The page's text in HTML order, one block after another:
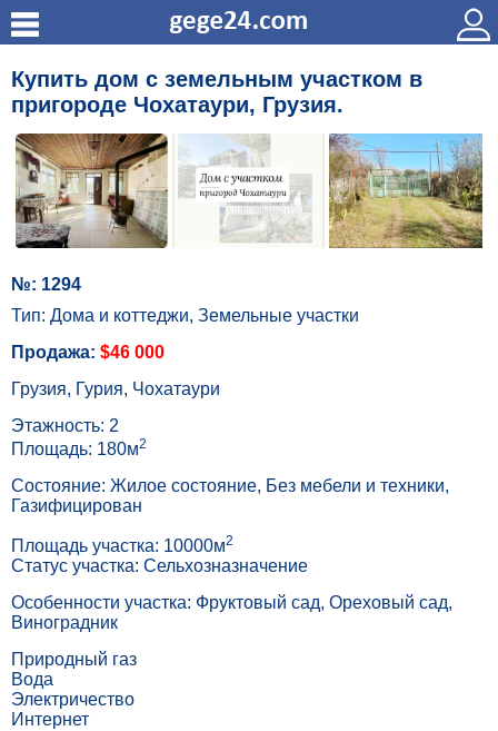
Купить дом с земельным участком в
пригороде Чохатаури, Грузия.
№: 1294
Тип: Дома и коттеджи, Земельные участки
Продажа: $46 000
Грузия, Гурия, Чохатаури
Этажность: 2
Площадь: 180м2
Состояние: Жилое состояние, Без мебели и техники,
Газифицирован
Площадь участка: 10000м2
Статус участка: Сельхозназначение
Особенности участка: Фруктовый сад, Ореховый сад,
Виноградник
Природный газ
Вода
Электричество
Интернет